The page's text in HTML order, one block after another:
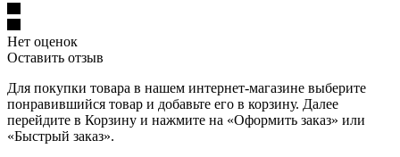
Нет оценок
Оставить отзыв
Для покупки товара в нашем интернет-магазине выберите
понравившийся товар и добавьте его в корзину. Далее
перейдите в Корзину и нажмите на «Оформить заказ» или
«Быстрый заказ».